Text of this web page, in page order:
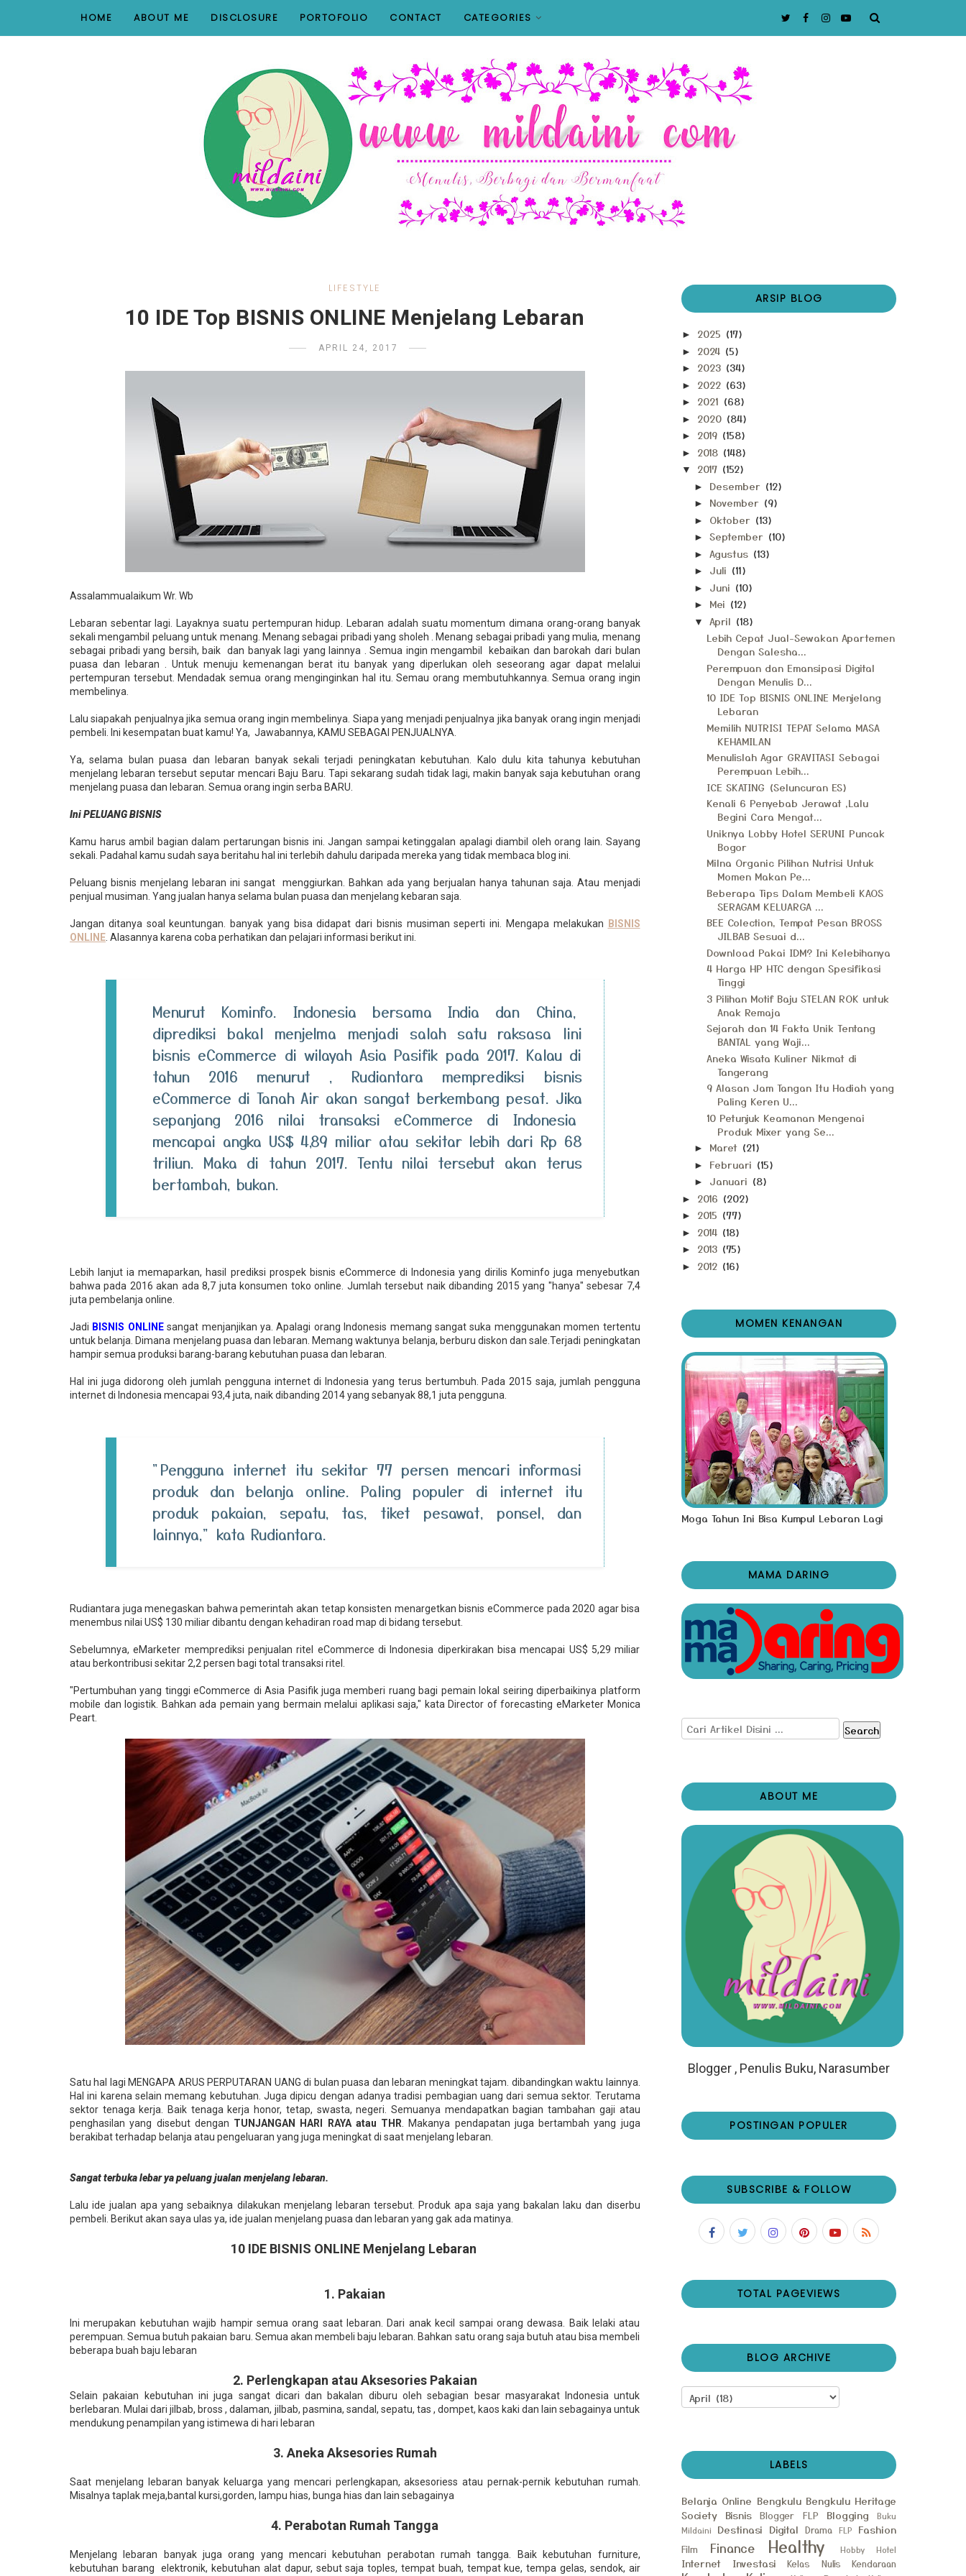
HOME ABOUT ME DISCLOSURE PORTOFOLIO CONTACT CATEGORIES
LIFESTYLE
10 IDE Top BISNIS ONLINE Menjelang Lebaran
APRIL 24, 2017
Assalammualaikum Wr. Wb
Lebaran sebentar lagi. Layaknya suatu pertempuran hidup. Lebaran adalah suatu momentum dimana orang-orang banyak
sekali mengambil peluang untuk menang. Menang sebagai pribadi yang sholeh . Menang sebagai pribadi yang mulia, menang
sebagai pribadi yang bersih, baik dan banyak lagi yang lainnya . Semua ingin mengambil kebaikan dan barokah dari bulan
puasa dan lebaran . Untuk menuju kemenangan berat itu banyak yang diperlukan oleh seseorang agar dapat melalui
pertempuran tersebut. Mendadak semua orang menginginkan hal itu. Semau orang membutuhkannya. Semua orang ingin
membelinya.
Lalu siapakah penjualnya jika semua orang ingin membelinya. Siapa yang menjadi penjualnya jika banyak orang ingin menjadi
pembeli. Ini kesempatan buat kamu! Ya, Jawabannya, KAMU SEBAGAI PENJUALNYA.
Ya, selama bulan puasa dan lebaran banyak sekali terjadi peningkatan kebutuhan. Kalo dulu kita tahunya kebutuhan
menjelang lebaran tersebut seputar mencari Baju Baru. Tapi sekarang sudah tidak lagi, makin banyak saja kebutuhan orang
menjelang puasa dan lebaran. Semua orang ingin serba BARU.
Ini PELUANG BISNIS
Kamu harus ambil bagian dalam pertarungan bisnis ini. Jangan sampai ketinggalan apalagi diambil oleh orang lain. Sayang
sekali. Padahal kamu sudah saya beritahu hal ini terlebih dahulu daripada mereka yang tidak membaca blog ini.
Peluang bisnis menjelang lebaran ini sangat menggiurkan. Bahkan ada yang berjualan hanya tahunan saja. Atau menjadi
penjual musiman. Yang jualan hanya selama bulan puasa dan menjelang kebaran saja.
Jangan ditanya soal keuntungan. banyak yang bisa didapat dari bisnis musiman seperti ini. Mengapa melakukan
BISNIS
ONLINE . Alasannya karena coba perhatikan dan pelajari informasi berikut ini.
Menurut Kominfo. Indonesia bersama India dan China,
diprediksi bakal menjelma menjadi salah satu raksasa lini
bisnis eCommerce di wilayah Asia Pasifik pada 2017. Kalau di
tahun 2016 menurut , Rudiantara memprediksi bisnis
eCommerce di Tanah Air akan sangat berkembang pesat. Jika
sepanjang 2016 nilai transaksi eCommerce di Indonesia
mencapai angka US$ 4,89 miliar atau sekitar lebih dari Rp 68
triliun. Maka di tahun 2017. Tentu nilai tersebut akan terus
bertambah, bukan.
Lebih lanjut ia memaparkan, hasil prediksi prospek bisnis eCommerce di Indonesia yang dirilis Kominfo juga menyebutkan
bahwa pada 2016 akan ada 8,7 juta konsumen toko online. Jumlah tersebut naik dibanding 2015 yang "hanya" sebesar 7,4
juta pembelanja online.
Jadi BISNIS ONLINEsangat menjanjikan ya. Apalagi orang Indonesis memang sangat suka menggunakan momen tertentu
untuk belanja. Dimana menjelang puasa dan lebaran. Memang waktunya belanja, berburu diskon dan sale.Terjadi peningkatan
hampir semua produksi barang-barang kebutuhan puasa dan lebaran.
Hal ini juga didorong oleh jumlah pengguna internet di Indonesia yang terus bertumbuh. Pada 2015 saja, jumlah pengguna
internet di Indonesia mencapai 93,4 juta, naik dibanding 2014 yang sebanyak 88,1 juta pengguna.
"Pengguna internet itu sekitar 77 persen mencari informasi
produk dan belanja online. Paling populer di internet itu
produk pakaian, sepatu, tas, tiket pesawat, ponsel, dan
lainnya," kata Rudiantara.
Rudiantara juga menegaskan bahwa pemerintah akan tetap konsisten menargetkan bisnis eCommerce pada 2020 agar bisa
menembus nilai US$ 130 miliar dibantu dengan kehadiran road map di bidang tersebut.
Sebelumnya, eMarketer memprediksi penjualan ritel eCommerce di Indonesia diperkirakan bisa mencapai US$ 5,29 miliar
atau berkontribusi sekitar 2,2 persen bagi total transaksi ritel.
"Pertumbuhan yang tinggi eCommerce di Asia Pasifik juga memberi ruang bagi pemain lokal seiring diperbaikinya platform
mobile dan logistik. Bahkan ada pemain yang bermain melalui aplikasi saja," kata Director of forecasting eMarketer Monica
Peart.
Satu hal lagi MENGAPA ARUS PERPUTARAN UANG di bulan puasa dan lebaran meningkat tajam. dibandingkan waktu lainnya.
Hal ini karena selain memang kebutuhan. Juga dipicu dengan adanya tradisi pembagian uang dari semua sektor. Terutama
sektor tenaga kerja. Baik tenaga kerja honor, tetap, swasta, negeri. Semuanya mendapatkan bagian tambahan gaji atau
penghasilan yang disebut dengan TUNJANGAN HARI RAYA atau THR . Makanya pendapatan juga bertambah yang juga
berakibat terhadap belanja atau pengeluaran yang juga meningkat di saat menjelang lebaran.
Sangat terbuka lebar ya peluang jualan menjelang lebaran.
Lalu ide jualan apa yang sebaiknya dilakukan menjelang lebaran tersebut. Produk apa saja yang bakalan laku dan diserbu
pembeli. Berikut akan saya ulas ya, ide jualan menjelang puasa dan lebaran yang gak ada matinya.
10 IDE BISNIS ONLINE Menjelang Lebaran
1. Pakaian
Ini merupakan kebutuhan wajib hampir semua orang saat lebaran. Dari anak kecil sampai orang dewasa. Baik lelaki atau
perempuan. Semua butuh pakaian baru. Semua akan membeli baju lebaran. Bahkan satu orang saja butuh atau bisa membeli
beberapa buah baju lebaran
2. Perlengkapan atau Aksesories Pakaian
Selain pakaian kebutuhan ini juga sangat dicari dan bakalan diburu oleh sebagian besar masyarakat Indonesia untuk
berlebaran. Mulai dari jilbab, bross , dalaman, jilbab, pasmina, sandal, sepatu, tas , dompet, kaos kaki dan lain sebagainya untuk
mendukung penampilan yang istimewa di hari lebaran
3. Aneka Aksesories Rumah
Saat menjelang lebaran banyak keluarga yang mencari perlengkapan, aksesoriess atau pernak-pernik kebutuhan rumah.
Misalnya taplak meja,bantal kursi,gorden, lampu hias, bunga hias dan lain sebagainya
4. Perabotan Rumah Tangga
Menjelang lebaran banyak juga orang yang mencari kebutuhan perabotan rumah tangga. Baik kebutuhan furniture,
kebutuhan barang elektronik, kebutuhan alat dapur, sebut saja toples, tempat buah, tempat kue, tempa gelas, sendok, air
ARSIP BLOG
► 2025 (17)
► 2024 (5)
► 2023 (34)
► 2022 (63)
► 2021 (68)
► 2020 (84)
► 2019 (158)
► 2018 (148)
▼ 2017 (152)
► Desember (12)
► November (9)
► Oktober (13)
► September (10)
► Agustus (13)
► Juli (11)
► Juni (10)
► Mei (12)
▼ April (18)
Lebih Cepat Jual-Sewakan Apartemen
Dengan Salesha...
Perempuan dan Emansipasi Digital
Dengan Menulis D...
10 IDE Top BISNIS ONLINE Menjelang
Lebaran
Memilih NUTRISI TEPAT Selama MASA
KEHAMILAN
Menulislah Agar GRAVITASI Sebagai
Perempuan Lebih...
ICE SKATING (Seluncuran ES)
Kenali 6 Penyebab Jerawat ,Lalu
Begini Cara Mengat...
Uniknya Lobby Hotel SERUNI Puncak
Bogor
Milna Organic Pilihan Nutrisi Untuk
Momen Makan Pe...
Beberapa Tips Dalam Membeli KAOS
SERAGAM KELUARGA ...
BEE Colection, Tempat Pesan BROSS
JILBAB Sesuai d...
Download Pakai IDM? Ini Kelebihanya
4 Harga HP HTC dengan Spesifikasi
Tinggi
3 Pilihan Motif Baju STELAN ROK untuk
Anak Remaja
Sejarah dan 14 Fakta Unik Tentang
BANTAL yang Waji...
Aneka Wisata Kuliner Nikmat di
Tangerang
9 Alasan Jam Tangan Itu Hadiah yang
Paling Keren U...
10 Petunjuk Keamanan Mengenai
Produk Mixer yang Se...
► Maret (21)
► Februari (15)
► Januari (8)
► 2016 (202)
► 2015 (77)
► 2014 (18)
► 2013 (75)
► 2012 (16)
MOMEN KENANGAN
Moga Tahun Ini Bisa Kumpul Lebaran Lagi
MAMA DARING
Search
ABOUT ME
Blogger , Penulis Buku, Narasumber
POSTINGAN POPULER
SUBSCRIBE & FOLLOW
TOTAL PAGEVIEWS
BLOG ARCHIVE
LABELS
Belanja Online Bengkulu Bengkulu Heritage
Society Bisnis Blogger FLP Blogging
Buku
Mildaini
Destinasi Digital Drama FLP Fashion
Film Finance Healthy Hobby Hotel
Internet Investasi Kelas Nulis Kendaraan